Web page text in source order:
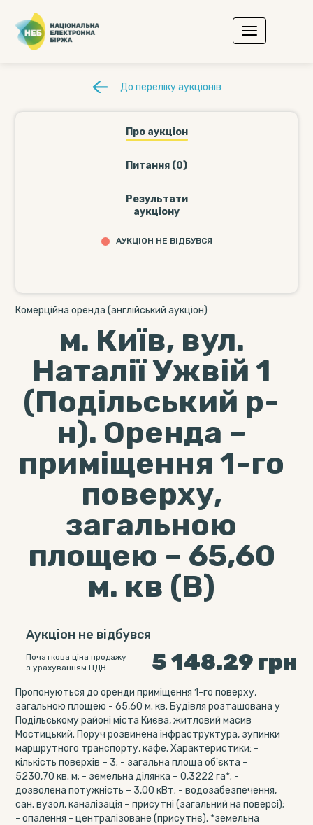
До переліку аукціонів
Про аукціон
Питання (0)
Результати
аукціону
АУКЦІОН НЕ ВІДБУВСЯ
Комерційна оренда (англійський аукціон)
м. Київ, вул.
Наталії Ужвій 1
(Подільський р-
н). Оренда –
приміщення 1-го
поверху,
загальною
площею – 65,60
м. кв (В)
Аукціон не відбувся
Початкова ціна продажу
з урахуванням ПДВ
5 148.29 грн
Пропонуються до оренди приміщення 1-го поверху,
загальною площею - 65,60 м. кв. Будівля розташована у
Подільському районі міста Києва, житловий масив
Мостицький. Поруч розвинена інфраструктура, зупинки
маршрутного транспорту, кафе. Характеристики: -
кількість поверхів – 3; - загальна площа об'єкта –
5230,70 кв. м; - земельна ділянка – 0,3222 га*; -
дозволена потужність – 3,00 кВт; - водозабезпечення,
сан. вузол, каналізація – присутні (загальний на поверсі);
- опалення - централізоване (присутнє). *земельна